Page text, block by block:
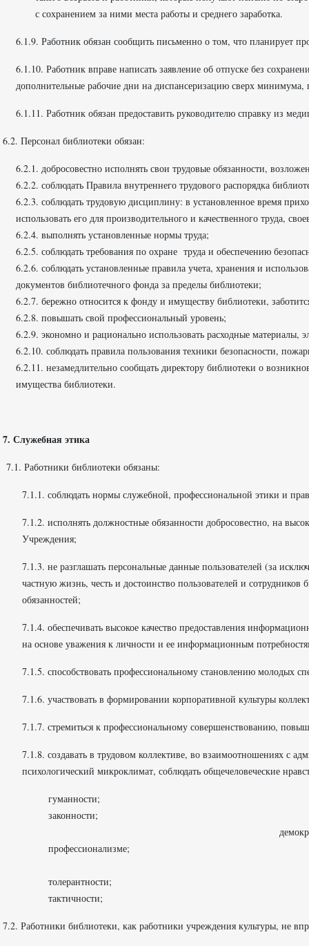
с сохранением за ними места работы и среднего заработка.
6.1.9. Работник обязан сообщить письменно о том, что планирует
6.1.10. Работник вправе написать заявление об отпуске без
дополнительные рабочие дни на диспансеризацию сверх минимума,
6.1.11. Работник обязан предоставить руководителю справку из
6.2. Персонал библиотеки обязан:
6.2.1. добросовестно исполнять свои трудовые обязанности,
6.2.2. соблюдать Правила внутреннего трудового распорядка
6.2.3. соблюдать трудовую дисциплину: в установленное время
использовать его для производительного и качественного труда,
6.2.4. выполнять установленные нормы труда;
6.2.5. соблюдать требования по охране труда и обеспечению
6.2.6. соблюдать установленные правила учета, хранения и
документов библиотечного фонда за пределы библиотеки;
6.2.7. бережно относится к фонду и имуществу библиотеки,
6.2.8. повышать свой профессиональный уровень;
6.2.9. экономно и рационально использовать расходные материалы,
6.2.10. соблюдать правила пользования техники безопасности,
6.2.11. незамедлительно сообщать директору библиотеки о
имущества библиотеки.
7. Служебная этика
7.1. Работники библиотеки обязаны:
7.1.1. соблюдать нормы служебной, профессиональной этики и
7.1.2. исполнять должностные обязанности добросовестно, на
Учреждения;
7.1.3. не разглашать персональные данные пользователей (за
частную жизнь, честь и достоинство пользователей и
обязанностей;
7.1.4. обеспечивать высокое качество предоставления
на основе уважения к личности и ее информационным
7.1.5. способствовать профессиональному становлению молодых
7.1.6. участвовать в формировании корпоративной культуры
7.1.7. стремиться к профессиональному совершенствованию,
7.1.8. создавать в трудовом коллективе, во взаимоотношениях с
психологический микроклимат, соблюдать общечеловеческие
профессионализме;
толерантности;
тактичности;
7.2. Работники библиотеки, как работники учреждения культуры, не